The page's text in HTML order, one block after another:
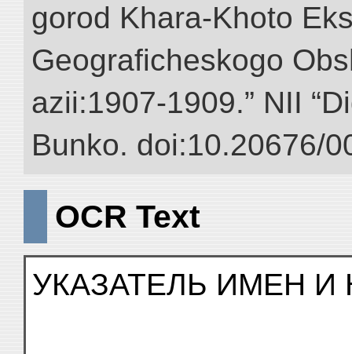
gorod Khara-Khoto
Geograficheskogo
azii:1907-1909.” NII
Bunko. doi:10.20676/
OCR Text
УКАЗАТЕЛЬ ИМЕН И